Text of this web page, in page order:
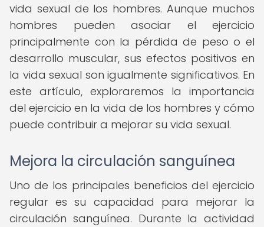
vida sexual de los hombres. Aunque muchos
hombres pueden asociar el ejercicio
principalmente con la pérdida de peso o el
desarrollo muscular, sus efectos positivos en
la vida sexual son igualmente significativos. En
este artículo, exploraremos la importancia
del ejercicio en la vida de los hombres y cómo
puede contribuir a mejorar su vida sexual.
Mejora la circulación sanguínea
Uno de los principales beneficios del ejercicio
regular es su capacidad para mejorar la
circulación sanguínea. Durante la actividad